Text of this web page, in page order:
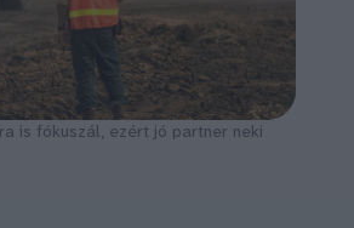
is fókuszál, ezért jó partner neki